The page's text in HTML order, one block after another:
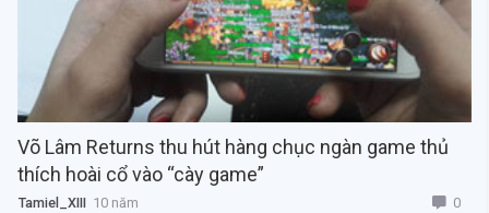
Võ Lâm Returns thu hút hàng chục ngàn game thủ
thích hoài cổ vào “cày game”
Tamiel_XIII 10 năm 0